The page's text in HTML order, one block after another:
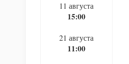
11 августа
15:00
21 августа
11:00